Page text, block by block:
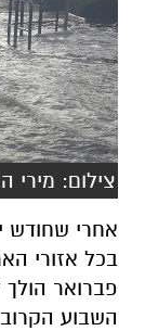
צילום: מירי
אחרי שחודש
בכל אזורי
פברואר
השבוע